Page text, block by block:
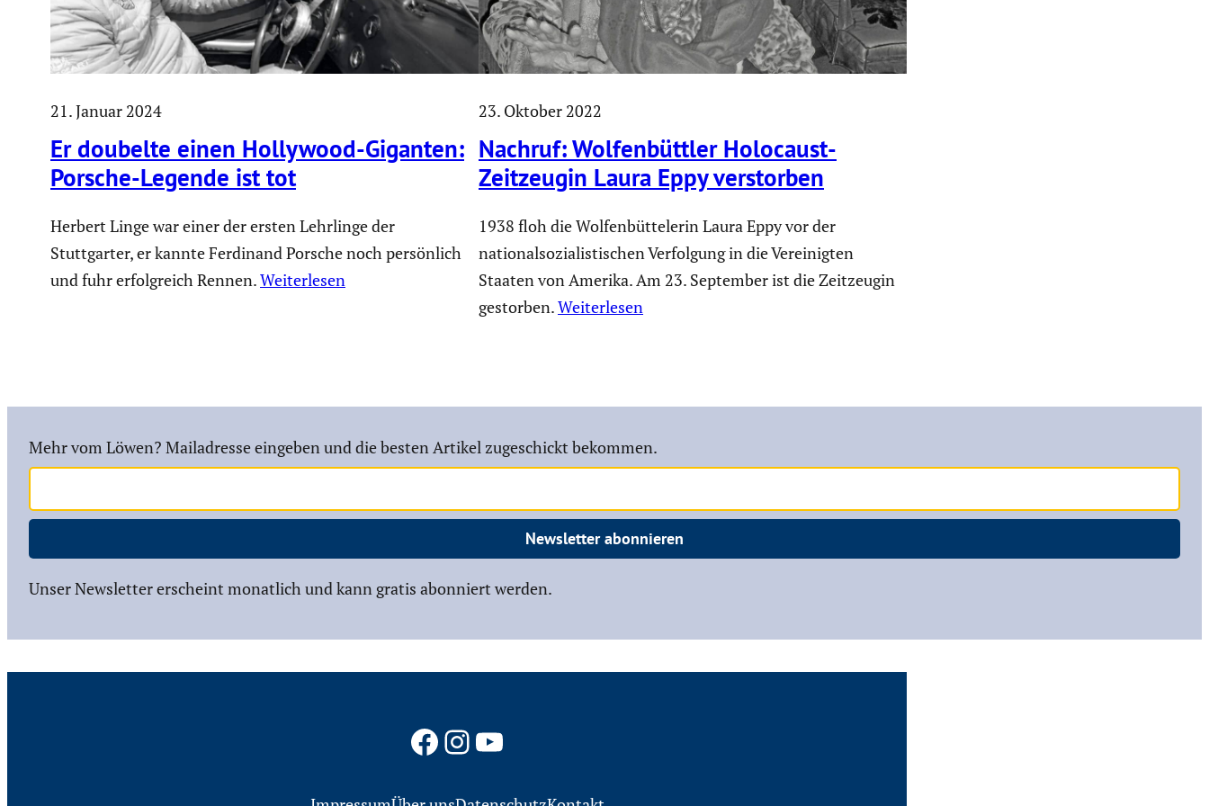
21. Januar 2024
Er doubelte einen Hollywood-Giganten:
Porsche-Legende ist tot
Herbert Linge war einer der ersten Lehrlinge der
Stuttgarter, er kannte Ferdinand Porsche noch persönlich
und fuhr erfolgreich Rennen.Weiterlesen
23. Oktober 2022
Nachruf: Wolfen­büttler Holocaust-
Zeitzeugin Laura Eppy verstorben
1938 floh die Wolfenbüttelerin Laura Eppy vor der
nationalsozialistischen Verfolgung in die Vereinigten
Staaten von Amerika. Am 23. September ist die Zeitzeugin
gestorben.Weiterlesen
Mehr vom Löwen? Mailadresse eingeben und die besten Artikel zugeschickt bekommen.
Newsletter abonnieren
Unser Newsletter erscheint monatlich und kann gratis abonniert werden.
Facebook
Instagram
YouTube